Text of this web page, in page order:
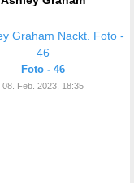
Foto - 46
08. Feb. 2023, 18:35